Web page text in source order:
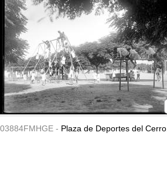
03884FMHGE - Plaza de Deportes del Cerro.